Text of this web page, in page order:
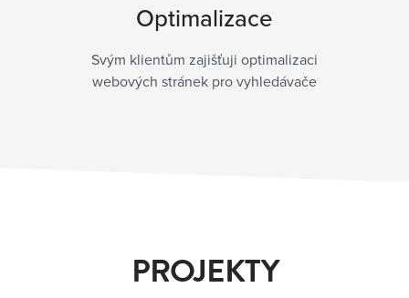
Optimalizace
Svým klientům zajišťuji optimalizaci
webových stránek pro vyhledávače
PROJEKTY